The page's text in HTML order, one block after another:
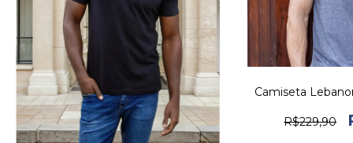
Camiseta
R$229,90